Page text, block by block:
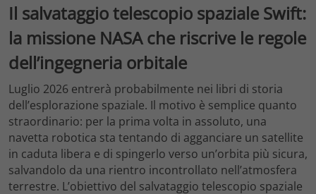
Il salvataggio telescopio spaziale Swift:
la missione NASA che riscrive le regole
dell’ingegneria orbitale
Luglio 2026 entrerà probabilmente nei libri di storia
dell’esplorazione spaziale. Il motivo è semplice quanto
straordinario: per la prima volta in assoluto, una
navetta robotica sta tentando di agganciare un satellite
in caduta libera e di spingerlo verso un’orbita più sicura,
salvandolo da una rientro incontrollato nell’atmosfera
terrestre. L’obiettivo del salvataggio telescopio spaziale